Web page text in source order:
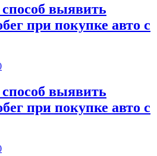
выявить
при покупке авто с
выявить
при покупке авто с